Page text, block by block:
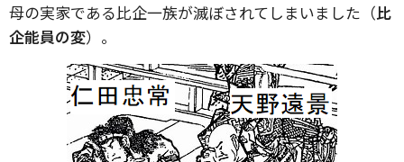
母の実家である比企一族が滅ぼされてしまいました（比
企能員の変）。